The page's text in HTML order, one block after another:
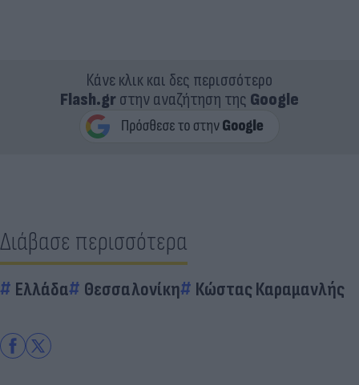
Κάνε κλικ και δες περισσότερο
Flash.grστην αναζήτηση της Google
Διάβασε περισσότερα
Ελλάδα Θεσσαλονίκη Κώστας Καραμανλής